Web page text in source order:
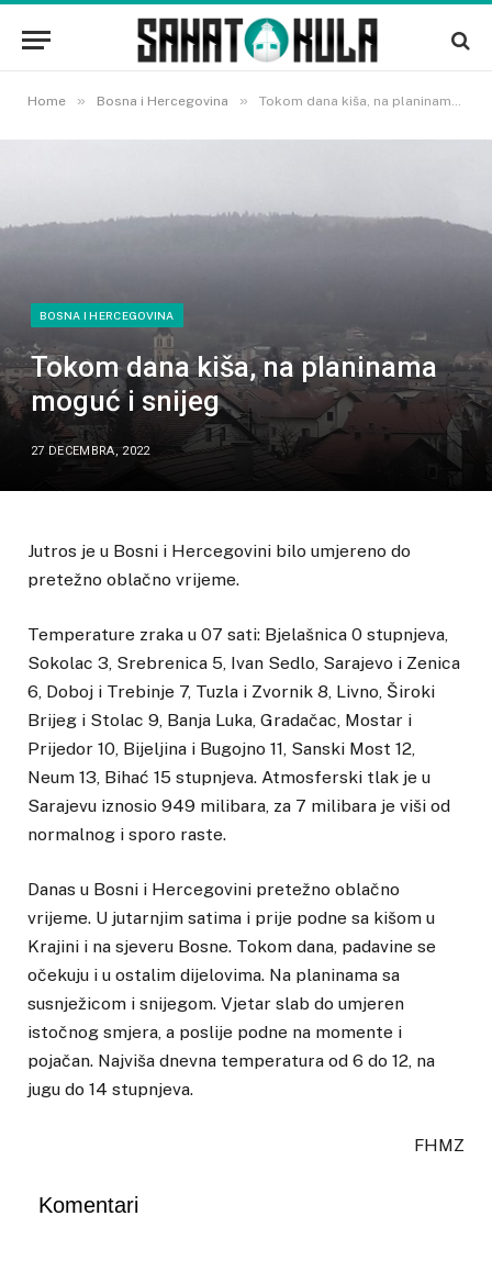
Home » Bosna i Hercegovina » Tokom dana kiša, na planinama moguć i snijeg
BOSNA I HERCEGOVINA
Tokom dana kiša, na planinama
moguć i snijeg
27 DECEMBRA, 2022
Jutros je u Bosni i Hercegovini bilo umjereno do
pretežno oblačno vrijeme.
Temperature zraka u 07 sati: Bjelašnica 0 stupnjeva,
Sokolac 3, Srebrenica 5, Ivan Sedlo, Sarajevo i Zenica
6, Doboj i Trebinje 7, Tuzla i Zvornik 8, Livno, Široki
Brijeg i Stolac 9, Banja Luka, Gradačac, Mostar i
Prijedor 10, Bijeljina i Bugojno 11, Sanski Most 12,
Neum 13, Bihać 15 stupnjeva. Atmosferski tlak je u
Sarajevu iznosio 949 milibara, za 7 milibara je viši od
normalnog i sporo raste.
Danas u Bosni i Hercegovini pretežno oblačno
vrijeme. U jutarnjim satima i prije podne sa kišom u
Krajini i na sjeveru Bosne. Tokom dana, padavine se
očekuju i u ostalim dijelovima. Na planinama sa
susnježicom i snijegom. Vjetar slab do umjeren
istočnog smjera, a poslije podne na momente i
pojačan. Najviša dnevna temperatura od 6 do 12, na
jugu do 14 stupnjeva.
FHMZ
Komentari